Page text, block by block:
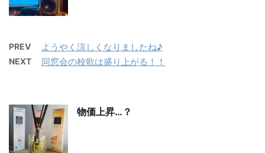
PREV ようやく涼しくなりましたね♪
NEXT 同窓会の校歌は盛り上がる！！
物価上昇…？